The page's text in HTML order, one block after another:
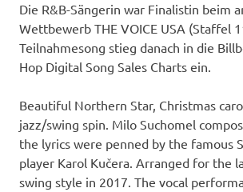
Die R&B-Sängerin war Finalistin beim
Wettbewerb THE VOICE USA (Staffel
Teilnahmesong stieg danach in die
Hop Digital Song Sales Charts ein.
Beautiful Northern Star, Christmas
jazz/swing spin. Milo Suchomel
the lyrics were penned by the famous
player Karol Kučera. Arranged for the
swing style in 2017. The vocal